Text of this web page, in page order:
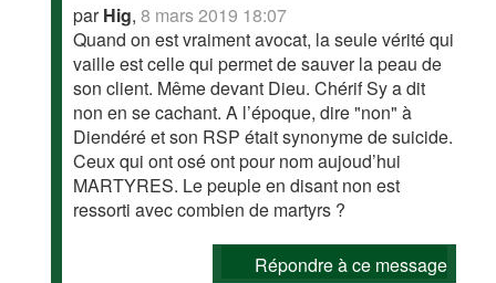
parHig,8 mars 2019 18:07
Quand on est vraiment avocat, la seule vérité qui
vaille est celle qui permet de sauver la peau de
son client. Même devant Dieu. Chérif Sy a dit
non en se cachant. A l’époque, dire "non" à
Diendéré et son RSP était synonyme de suicide.
Ceux qui ont osé ont pour nom aujoud’hui
MARTYRES. Le peuple en disant non est
ressorti avec combien de martyrs ?
Répondre à ce message